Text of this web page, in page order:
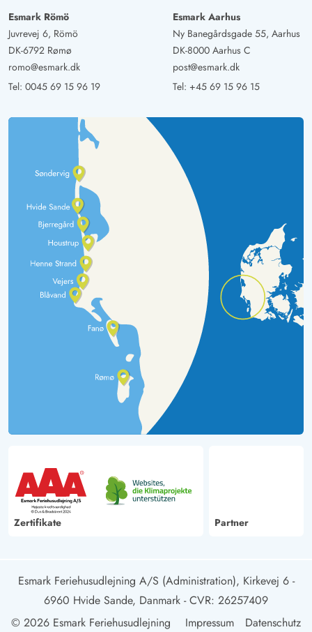
Esmark Römö
Juvrevej 6, Römö
DK-6792 Rømø
romo@esmark.dk
Tel: 0045 69 15 96 19
Esmark Aarhus
Ny Banegårdsgade 55, Aarhus
DK-8000 Aarhus C
post@esmark.dk
Tel: +45 69 15 96 15
Zertifikate Partner
Esmark Feriehusudlejning A/S (Administration), Kirkevej 6 -
6960 Hvide Sande, Danmark - CVR: 26257409
© 2026 Esmark Feriehusudlejning
Impressum Datenschutz